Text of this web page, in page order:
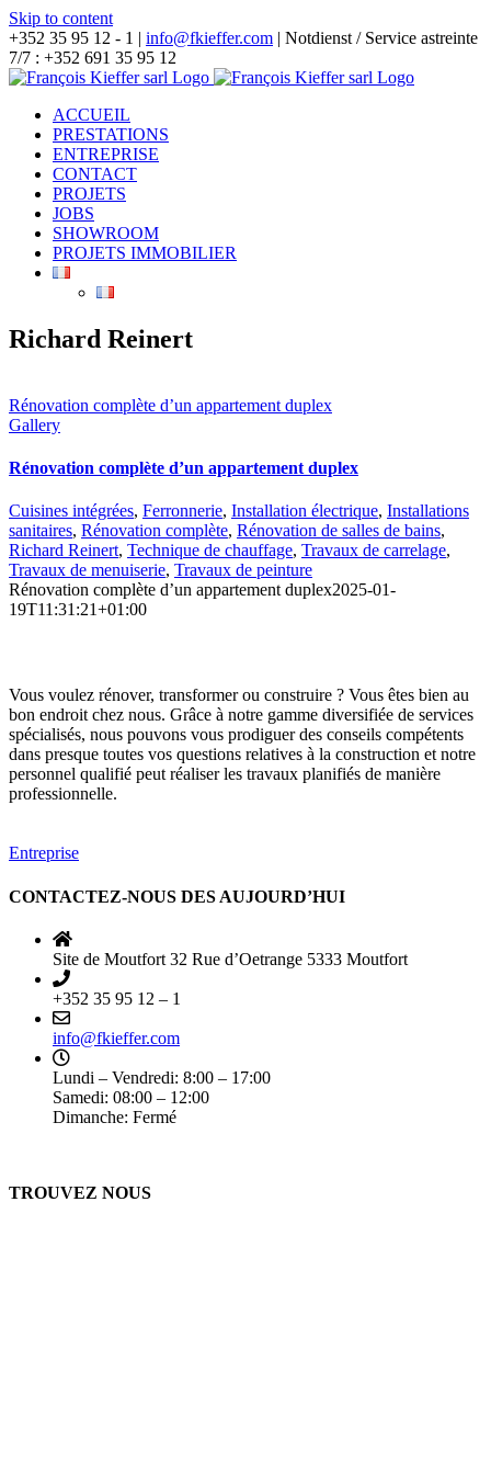
Skip to content
+352 35 95 12 - 1 | info@fkieffer.com | Notdienst / Service astreinte
7/7 : +352 691 35 95 12
ACCUEIL
PRESTATIONS
ENTREPRISE
CONTACT
PROJETS
JOBS
SHOWROOM
PROJETS IMMOBILIER
Richard Reinert
Rénovation complète d’un appartement duplex
Gallery
Rénovation complète d’un appartement duplex
Cuisines intégrées, Ferronnerie, Installation électrique, Installations
sanitaires, Rénovation complète, Rénovation de salles de bains,
Richard Reinert, Technique de chauffage, Travaux de carrelage,
Travaux de menuiserie, Travaux de peinture
Rénovation complète d’un appartement duplex2025-01-
19T11:31:21+01:00
Vous voulez rénover, transformer ou construire ? Vous êtes bien au
bon endroit chez nous. Grâce à notre gamme diversifiée de services
spécialisés, nous pouvons vous prodiguer des conseils compétents
dans presque toutes vos questions relatives à la construction et notre
personnel qualifié peut réaliser les travaux planifiés de manière
professionnelle.
Entreprise
CONTACTEZ-NOUS DES AUJOURD’HUI
Site de Moutfort 32 Rue d’Oetrange 5333 Moutfort
+352 35 95 12 – 1
info@fkieffer.com
Lundi – Vendredi: 8:00 – 17:00
Samedi: 08:00 – 12:00
Dimanche: Fermé
TROUVEZ NOUS